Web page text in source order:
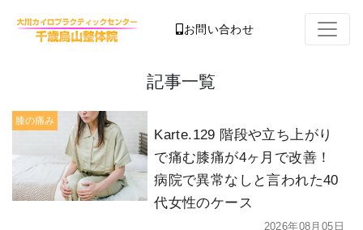
お問い合わせ
記事一覧
膝の痛み
Karte.129 階段や立ち上がり
で痛む膝痛が4ヶ月で改善！
病院で異常なしと言われた40
代女性のケース
2026年08月05日